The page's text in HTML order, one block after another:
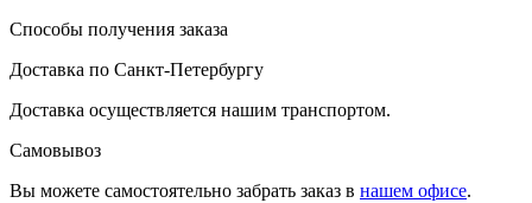
Способы получения заказа
Доставка по Санкт-Петербургу
Доставка осуществляется нашим транспортом.
Самовывоз
Вы можете самостоятельно забрать заказ в нашем офисе.